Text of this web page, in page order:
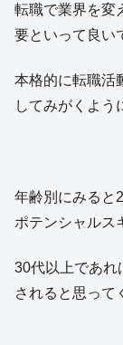
転職で業界を変
要といって良い
本格的に転職活
してみがくよう
年齢別にみると
ポテンシャルス
30代以上であれ
されると思って